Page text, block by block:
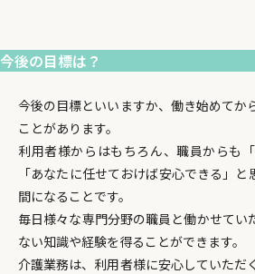
今後の目標は？
今後の目標といいますか、働き始めてか
ことがあります。
利用者様からはもちろん、職員からも
「あなたに任せておけば安心できる」と
間になることです。
毎日様々な専門分野の職員と働かせてい
ない知識や経験を得ることができます。
介護業務は、利用者様に安心していただ